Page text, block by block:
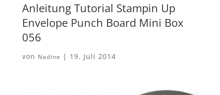
Anleitung Tutorial Stampin Up
Envelope Punch Board Mini Box
056
von Nadine | 19. Juli 2014